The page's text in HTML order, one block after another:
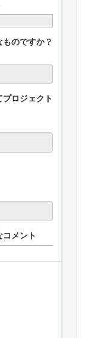
のですか？
プロジェクト
コメント